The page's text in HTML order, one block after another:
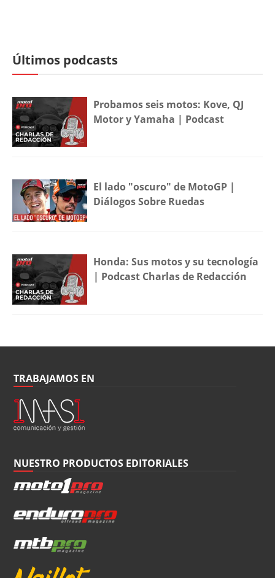
Últimos podcasts
Probamos seis motos: Kove, QJ
Motor y Yamaha | Podcast
El lado "oscuro" de MotoGP |
Diálogos Sobre Ruedas
Honda: Sus motos y su tecnología
| Podcast Charlas de Redacción
TRABAJAMOS EN
NUESTRO PRODUCTOS EDITORIALES